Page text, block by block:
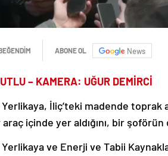
ABONE OL News
– KAMERA: UĞUR DEMİRCİ
Yerlikaya, İliç’teki madende
içinde yer aldığını, bir
ve Enerji ve Tabii